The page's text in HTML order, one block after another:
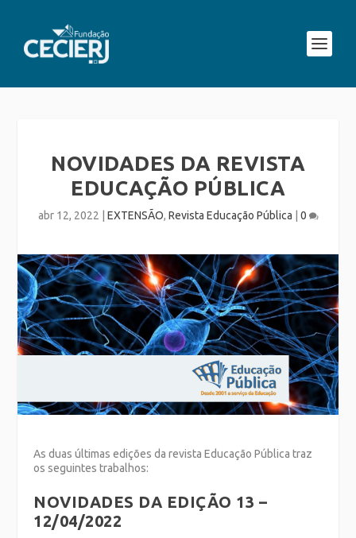
NOVIDADES DA REVISTA
EDUCAÇÃO PÚBLICA
abr 12, 2022 EXTENSÃO, Revista Educação Pública 0
As duas últimas edições da revista Educação Pública traz
os seguintes trabalhos:
NOVIDADES DA EDIÇÃO 13 –
12/04/2022